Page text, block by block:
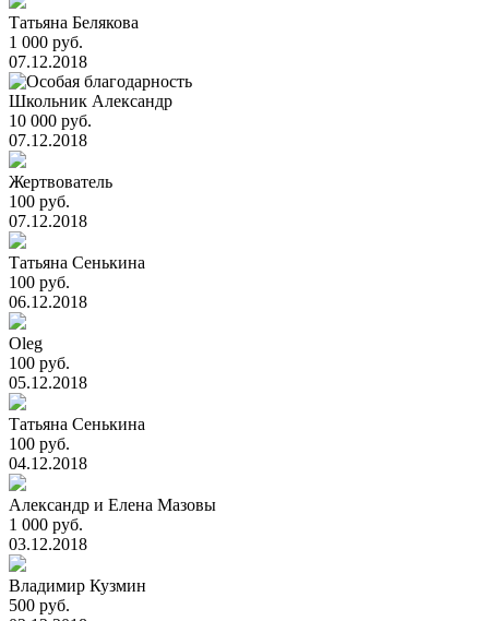
Татьяна Белякова
1 000 руб.
07.12.2018
Школьник Александр
10 000 руб.
07.12.2018
Жертвователь
100 руб.
07.12.2018
Татьяна Сенькина
100 руб.
06.12.2018
Oleg
100 руб.
05.12.2018
Татьяна Сенькина
100 руб.
04.12.2018
Александр и Елена Мазовы
1 000 руб.
03.12.2018
Владимир Кузмин
500 руб.